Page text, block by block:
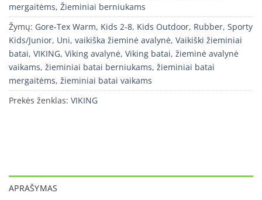
mergaitėms, Žieminiai berniukams
Žymų: Gore-Tex Warm, Kids 2-8, Kids Outdoor, Rubber, Sporty
Kids/Junior, Uni, vaikiška žieminė avalynė, Vaikiški žieminiai
batai, VIKING, Viking avalynė, Viking batai, žieminė avalynė
vaikams, žieminiai batai berniukams, žieminiai batai
mergaitėms, žieminiai batai vaikams
Prekės ženklas: VIKING
APRAŠYMAS